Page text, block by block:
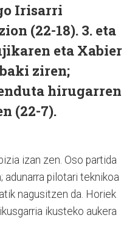
Irisarri
(22-18). 3. eta
eta Xabier
ziren;
hirugarren
(22-7).
izan zen. Oso partida
pilotari teknikoa
nagusitzen da. Horiek
ikusteko aukera